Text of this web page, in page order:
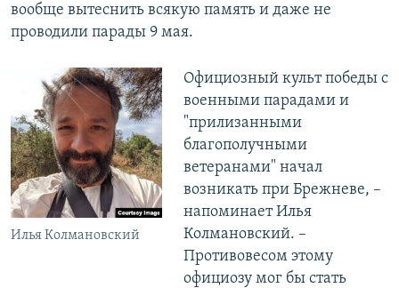
вообще вытеснить всякую память и даже не
проводили парады 9 мая.
Илья Колмановский
Официозный культ победы с
военными парадами и
"прилизанными
благополучными
ветеранами" начал
возникать при Брежневе, –
напоминает Илья
Колмановский. –
Противовесом этому
официозу мог бы стать